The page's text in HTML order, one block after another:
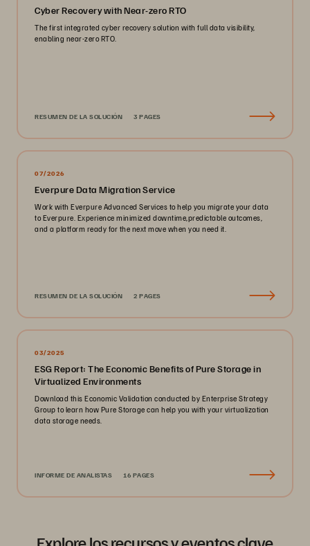
Cyber Recovery with Near-zero RTO
The first integrated cyber recovery solution with full data visibility,
enabling near-zero RTO.
RESUMEN DE LA SOLUCIÓN 3 PAGES
07/2026
Everpure Data Migration Service
Work with Everpure Advanced Services to help you migrate your data
to Everpure. Experience minimized downtime,predictable outcomes,
and a platform ready for the next move when you need it.
RESUMEN DE LA SOLUCIÓN 2 PAGES
03/2025
ESG Report: The Economic Benefits of Pure Storage in
Virtualized Environments
Download this Economic Validation conducted by Enterprise Strategy
Group to learn how Pure Storage can help you with your virtualization
data storage needs.
INFORME DE ANALISTAS 16 PAGES